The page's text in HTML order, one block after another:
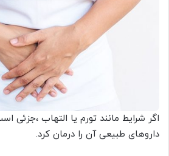
اگر شرایط مانند تورم یا التهاب ،جزئی
داروهای طبیعی آن را درمان کرد.